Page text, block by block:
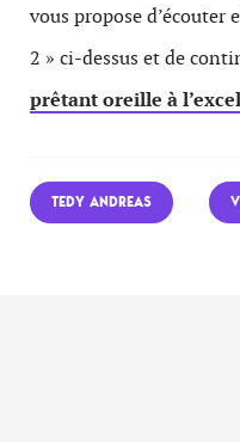
vous propose
2 » ci-dessus et de
prêtant oreille à
TEDY ANDREAS